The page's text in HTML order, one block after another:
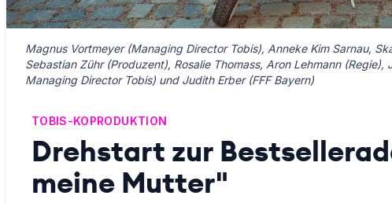
Magnus Vortmeyer (Managing Director Tobis), Anneke Kim Sarnau,
Sebastian Zühr (Produzent), Rosalie Thomass, Aron Lehmann
Managing Director Tobis) und Judith Erber (FFF Bayern)
TOBIS-KOPRODUKTION
Drehstart zur
meine Mutter"